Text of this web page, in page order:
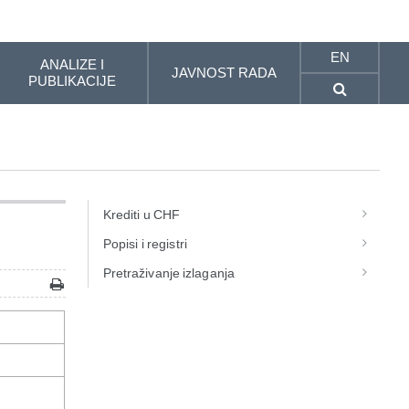
ANALIZE I
PUBLIKACIJE
JAVNOST RADA
EN
Krediti u CHF
Popisi i registri
Pretraživanje izlaganja